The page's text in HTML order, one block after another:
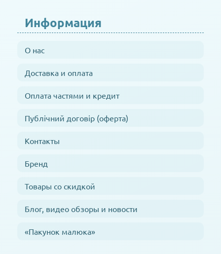
Информация
О нас
Доставка и оплата
Оплата частями и кредит
Публічний договір (оферта)
Контакты
Бренд
Товары со скидкой
Блог, видео обзоры и новости
«Пакунок малюка»